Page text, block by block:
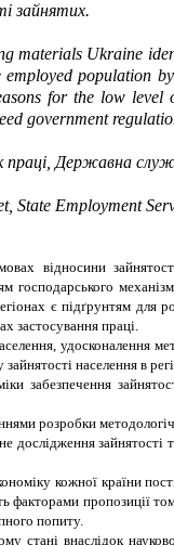
зайнятих.
materials Ukraine
employed population
for the low level
government
праці, Державна
State Employment
відносини
господарського
є підґрунтям для
застосування праці.
удосконалення
населення в
забезпечення
розробки
дослідження зайнятості
кожної країни
факторами
попиту.
стані внаслідок